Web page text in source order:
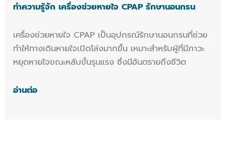
ทำความรู้จัก เครื่องช่วยหายใจ CPAP รักษานอนกรน
เครื่องช่วยหายใจ CPAP เป็นอุปกรณ์รักษานอนกรนที่ช่วย
ทำให้ทางเดินหายใจเปิดโล่งมากขึ้น เหมาะสำหรับผู้ที่มีภาวะ
หยุดหายใจขณะหลับขั้นรุนแรง ซึ่งมีอันตรายถึงชีวิต
อ่านต่อ